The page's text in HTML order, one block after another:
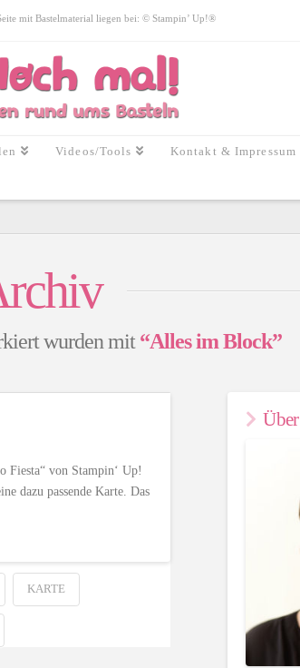
mit Bastelmaterial liegen bei: © Stampin’ Up!®
Videos/Tools Kontakt & Impressum
wurden mit“Alles im Block”
Fiesta“ von Stampin‘ Up!
dazu passende Karte. Das
KARTE